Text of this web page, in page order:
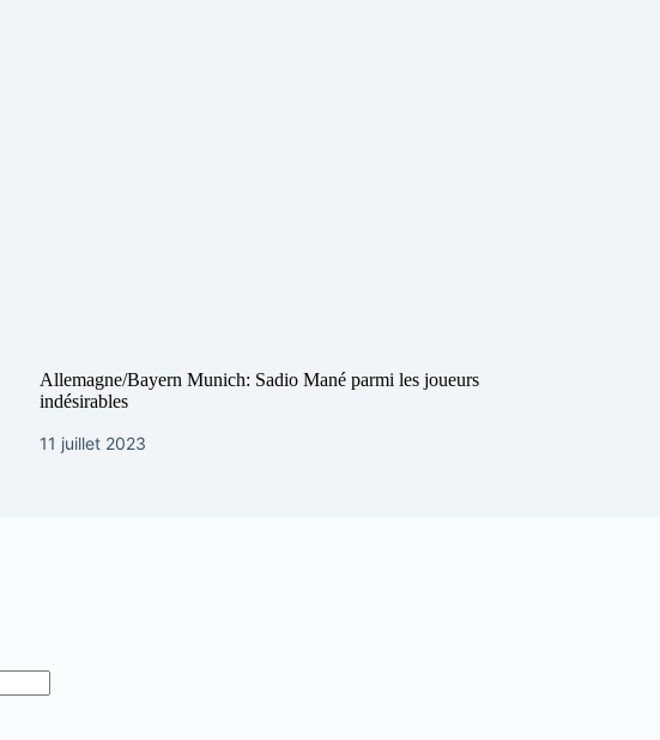
Allemagne/Bayern Munich: Sadio Mané parmi les joueurs
indésirables
11 juillet 2023